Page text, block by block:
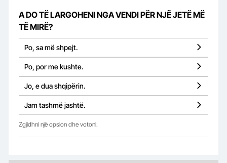
A DO TË LARGOHENI NGA VENDI PËR NJË JETË MË
TË MIRË?
Po, sa më shpejt.
Po, por me kushte.
Jo, e dua shqipërin.
Jam tashmë jashtë.
Zgjidhni një opsion dhe votoni.